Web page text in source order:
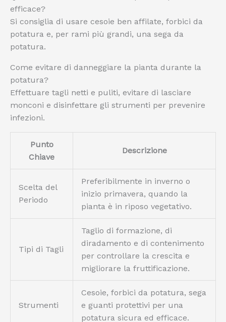
efficace?
Si consiglia di usare cesoie ben affilate, forbici da
potatura e, per rami più grandi, una sega da
potatura.
Come evitare di danneggiare la pianta durante la
potatura?
Effettuare tagli netti e puliti, evitare di lasciare
monconi e disinfettare gli strumenti per prevenire
infezioni.
Punto
Chiave
Descrizione
Scelta del
Periodo
Preferibilmente in inverno o
inizio primavera, quando la
pianta è in riposo vegetativo.
Tipi di Tagli
Taglio di formazione, di
diradamento e di contenimento
per controllare la crescita e
migliorare la fruttificazione.
Strumenti
Cesoie, forbici da potatura, sega
e guanti protettivi per una
potatura sicura ed efficace.